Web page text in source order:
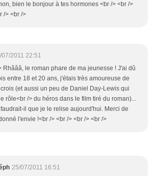
bien le bonjour à tes hormones <br /> <br />
/> <br />
07/2011 22:51
Rhâââ, le roman phare de ma jeunesse ! J'ai dû
entre 18 et 20 ans, j'étais très amoureuse de
(et aussi un peu de Daniel Day-Lewis qui
rôle<br /> du héros dans le film tiré du roman)...
il que je le relise aujourd'hui. Merci de
l'envie !<br /> <br /> <br /> <br />
25/07/2011 16:51